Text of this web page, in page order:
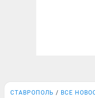
СТАВРОПОЛЬ ВСЕ